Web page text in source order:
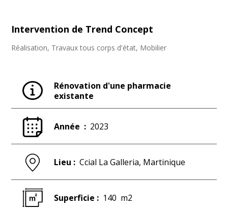
Intervention de Trend Concept
Réalisation, Travaux tous corps d'état, Mobilier
Rénovation d'une pharmacie
existante
Année : 2023
Lieu : Ccial La Galleria, Martinique
Superficie : 140 m2